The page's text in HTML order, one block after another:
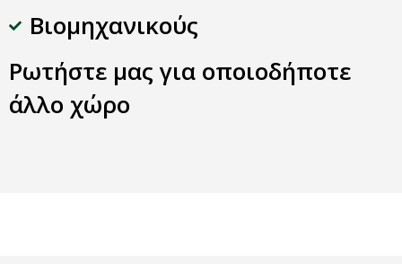
Βιομηχανικούς
Ρωτήστε μας για οποιοδήποτε
άλλο χώρο